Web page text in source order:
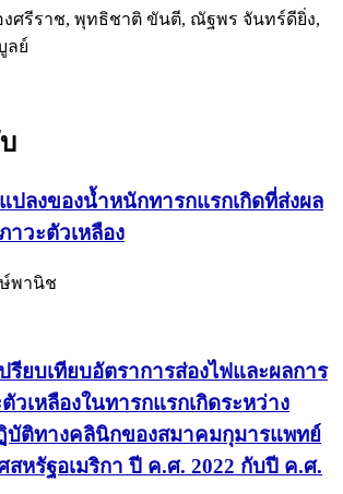
งศรีราช, พุทธิชาติ ขันตี, ณัฐพร จันทร์ดียิ่ง,
ลย์
ปลงของน้ำหนักทารกแรกเกิดที่ส่งผล
าวะตัวเหลือง
พานิช
รียบเทียบอัตราการส่องไฟและผลการ
วเหลืองในทารกแรกเกิดระหว่าง
บัติทางคลินิกของสมาคมกุมารแพทย์
สหรัฐอเมริกา ปี ค.ศ. 2022 กับปี ค.ศ.